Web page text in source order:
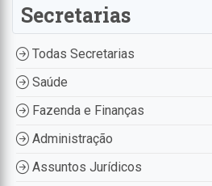
Secretarias
Todas Secretarias
Saúde
Fazenda e Finanças
Administração
Assuntos Jurídicos